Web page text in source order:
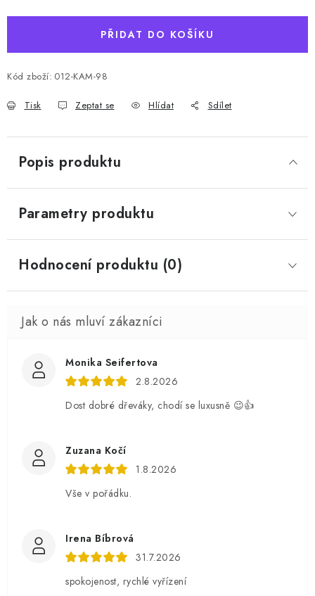
PŘIDAT DO KOŠÍKU
Kód zboží: 012-KAM-98
Tisk Zeptat se Hlídat Sdílet
Popis produktu
Parametry produktu
Hodnocení produktu (0)
Monika Seifertova
2.8.2026
Dost dobré dřeváky, chodí se luxusně 😉👍
Zuzana Kočí
1.8.2026
Vše v pořádku.
Irena Bíbrová
31.7.2026
spokojenost, rychlé vyřízení